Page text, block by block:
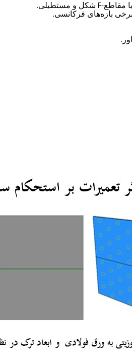
F- شکل و مستطیلی.
بازه‌های فرکانسی.